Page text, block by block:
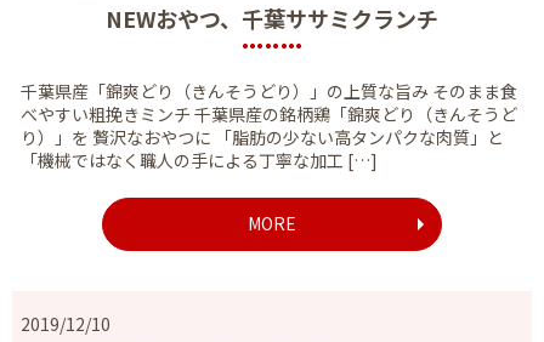
NEWおやつ、千葉ササミクランチ
千葉県産「錦爽どり（きんそうどり）」の上質な旨み そのまま食
べやすい粗挽きミンチ 千葉県産の銘柄鶏「錦爽どり（きんそうど
り）」を 贅沢なおやつに 「脂肪の少ない高タンパクな肉質」と
「機械ではなく職人の手による丁寧な加工 […]
MORE
2019/12/10